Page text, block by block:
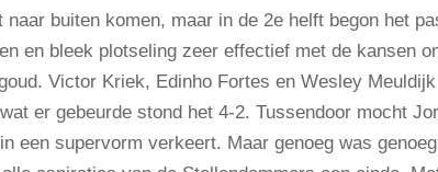
buiten komen, maar in de 2e helft begon het
en bleek plotseling zeer effectief met de kansen
Victor Kriek, Edinho Fortes en Wesley
er gebeurde stond het 4-2. Tussendoor mocht
een supervorm verkeert. Maar genoeg was